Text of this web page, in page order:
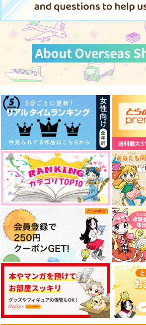
くらがりのカタルシス
うすべに文庫
1,991円（税込）
イデア×アズール
サンプル
作品詳細
エポード・マキアー
うすべに文庫
2,189円（税込）
イデア×アズール
サンプル
作品詳細
イデアズドルパロブッ
ク
硝煙
629円 （税込）
イデア×アズール
つかいまはねこちゃん
再録集
POET
1,265円（税込）
イデア×アズール
アズール×イデア
サンプル
カート